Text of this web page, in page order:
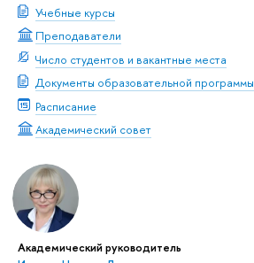
Учебные курсы
Преподаватели
Число студентов и вакантные места
Документы образовательной программы
Расписание
Академический совет
Академический руководитель